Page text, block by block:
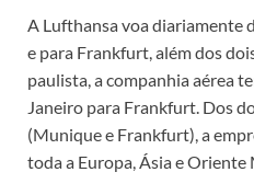
A Lufthansa voa diariamente
e para Frankfurt, além dos
paulista, a companhia aérea
Janeiro para Frankfurt. Dos
(Munique e Frankfurt), a
toda a Europa, Ásia e Oriente